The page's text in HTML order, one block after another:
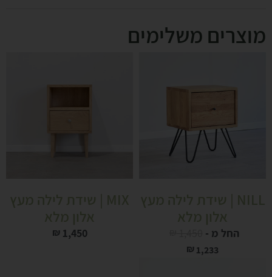
מוצרים משלימים
NILL | שידת לילה מעץ
אלון מלא
החל מ -
₪ 1,233
MIX | שידת לילה מעץ
אלון מלא
₪ 1,450